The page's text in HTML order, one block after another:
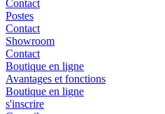
Contact
Postes
Contact
Showroom
Contact
Boutique en ligne
Avantages et fonctions
Boutique en ligne
s'inscrire